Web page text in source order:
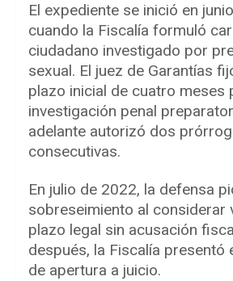
El expediente se inició en
cuando la Fiscalía formuló
ciudadano investigado por
sexual. El juez de Garantías
plazo inicial de cuatro meses
investigación penal
adelante autorizó dos
consecutivas.
En julio de 2022, la defensa
sobreseimiento al considerar
plazo legal sin acusación
después, la Fiscalía presentó
de apertura a juicio.